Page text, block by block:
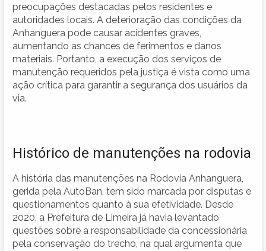
preocupações destacadas pelos residentes e
autoridades locais. A deterioração das condições da
Anhanguera pode causar acidentes graves,
aumentando as chances de ferimentos e danos
materiais. Portanto, a execução dos serviços de
manutenção requeridos pela justiça é vista como uma
ação crítica para garantir a segurança dos usuários da
via.
Histórico de manutenções na rodovia
A história das manutenções na Rodovia Anhanguera,
gerida pela AutoBan, tem sido marcada por disputas e
questionamentos quanto à sua efetividade. Desde
2020, a Prefeitura de Limeira já havia levantado
questões sobre a responsabilidade da concessionária
pela conservação do trecho, na qual argumenta que